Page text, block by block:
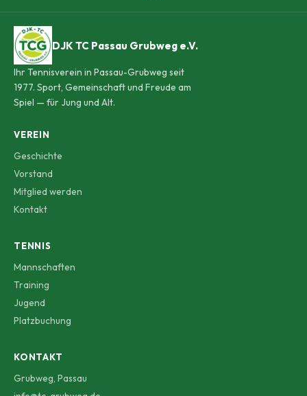
DJK TC Passau Grubweg e.V.
Ihr Tennisverein in Passau-Grubweg seit
1977. Sport, Gemeinschaft und Freude am
Spiel — für Jung und Alt.
VEREIN
Geschichte
Vorstand
Mitglied werden
Kontakt
TENNIS
Mannschaften
Training
Jugend
Platzbuchung
KONTAKT
Grubweg, Passau